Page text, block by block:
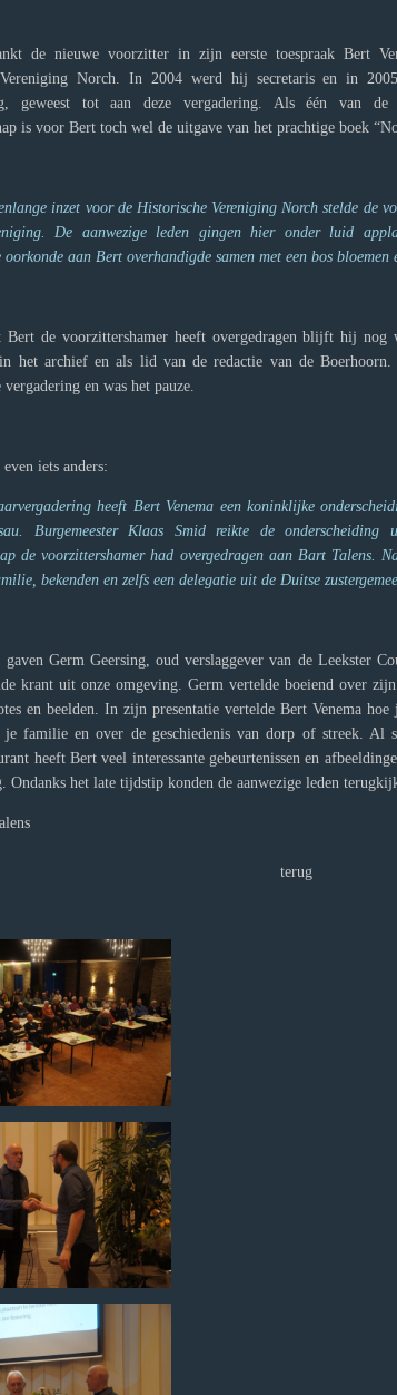
de nieuwe voorzitter in zijn eerste toespraak Bert
Vereniging Norch. In 2004 werd hij secretaris en in
geweest tot aan deze vergadering. Als één van de
is voor Bert toch wel de uitgave van het prachtige boek
inzet voor de Historische Vereniging Norch stelde de
De aanwezige leden gingen hier onder luid
oorkonde aan Bert overhandigde samen met een bos bloemen
Bert de voorzittershamer heeft overgedragen blijft hij
het archief en als lid van de redactie van de Boerhoorn.
en was het pauze.
iets anders:
heeft Bert Venema een koninklijke
Burgemeester Klaas Smid reikte de
de voorzittershamer had overgedragen aan Bart Talens.
bekenden en zelfs een delegatie uit de Duitse
gaven Germ Geersing, oud verslaggever van de Leekster
krant uit onze omgeving. Germ vertelde boeiend over
en beelden. In zijn presentatie vertelde Bert Venema
je familie en over de geschiedenis van dorp of streek. Al
heeft Bert veel interessante gebeurtenissen en
Ondanks het late tijdstip konden de aanwezige leden
terug